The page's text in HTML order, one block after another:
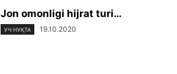
Jon omonligi hijrat turi…
УЧ НУҚТА 19.10.2020